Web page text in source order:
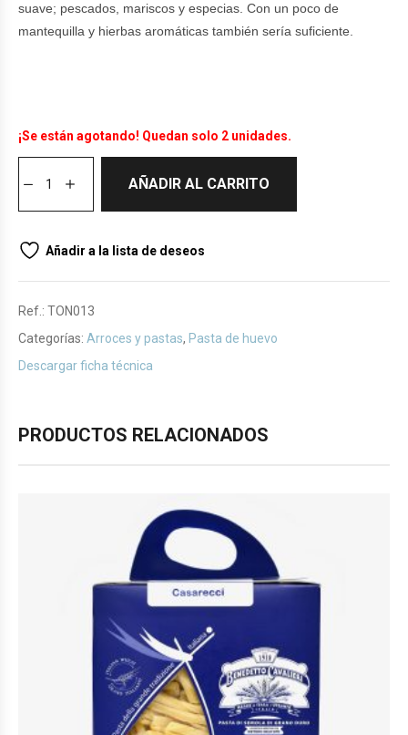
suave; pescados, mariscos y especias. Con un poco de
mantequilla y hierbas aromáticas también sería suficiente.
¡Se están agotando! Quedan solo 2 unidades.
AÑADIR AL CARRITO
Añadir a la lista de deseos
Ref.: TON013
Categorías: Arroces y pastas, Pasta de huevo
Descargar ficha técnica
PRODUCTOS RELACIONADOS